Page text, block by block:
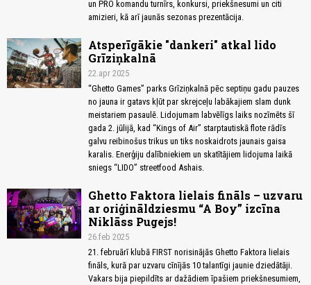
un PRO komandu turnīrs, konkursi, priekšnesumi un citi
amizieri, kā arī jaunās sezonas prezentācija.
Atsperīgākie "dankeri" atkal lido
Grīziņkalnā
22.apr 2025
“Ghetto Games” parks Grīziņkalnā pēc septiņu gadu pauzes
no jauna ir gatavs kļūt par skrejceļu labākajiem slam dunk
meistariem pasaulē. Lidojumam labvēlīgs laiks nozīmēts šī
gada 2. jūlijā, kad “Kings of Air” starptautiskā flote rādīs
galvu reibinošus trikus un tiks noskaidrots jaunais gaisa
karalis. Enerģiju dalībniekiem un skatītājiem lidojuma laikā
sniegs “LIDO” streetfood Ashais.
Ghetto Faktora lielais fināls – uzvaru
ar oriģināldziesmu “A Boy” izcīna
Niklāss Pugejs!
26.feb 2025
21. februārī klubā FIRST norisinājās Ghetto Faktora lielais
fināls, kurā par uzvaru cīnījās 10 talantīgi jaunie dziedātāji.
Vakars bija piepildīts ar dažādiem īpašiem priekšnesumiem,